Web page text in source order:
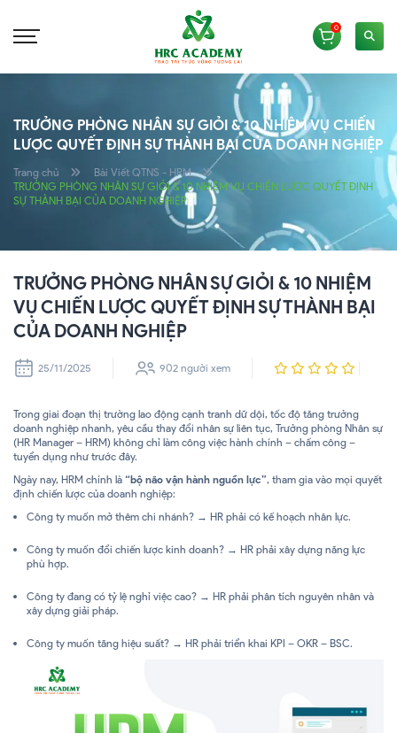
0
TRƯỞNG PHÒNG NHÂN SỰ GIỎI & 10 NHIỆM VỤ CHIẾN
LƯỢC QUYẾT ĐỊNH SỰ THÀNH BẠI CỦA DOANH NGHIỆP
Trang chủ
Bài Viết QTNS - HRM
TRƯỞNG PHÒNG NHÂN SỰ GIỎI & 10 NHIỆM VỤ CHIẾN LƯỢC QUYẾT ĐỊNH
SỰ THÀNH BẠI CỦA DOANH NGHIỆP
TRƯỞNG PHÒNG NHÂN SỰ GIỎI & 10 NHIỆM
VỤ CHIẾN LƯỢC QUYẾT ĐỊNH SỰ THÀNH BẠI
CỦA DOANH NGHIỆP
25/11/2025 902 người xem
Trong giai đoạn thị trường lao động cạnh tranh dữ dội, tốc độ tăng trưởng
doanh nghiệp nhanh, yêu cầu thay đổi nhân sự liên tục, Trưởng phòng Nhân sự
(HR Manager – HRM) không chỉ làm công việc hành chính – chấm công –
tuyển dụng như trước đây.
Ngày nay, HRM chính là “bộ não vận hành nguồn lực”, tham gia vào mọi quyết
định chiến lược của doanh nghiệp:
Công ty muốn mở thêm chi nhánh? → HR phải có kế hoạch nhân lực.
Công ty muốn đổi chiến lược kinh doanh? → HR phải xây dựng năng lực
phù hợp.
Công ty đang có tỷ lệ nghỉ việc cao? → HR phải phân tích nguyên nhân và
xây dựng giải pháp.
Công ty muốn tăng hiệu suất? → HR phải triển khai KPI – OKR – BSC.